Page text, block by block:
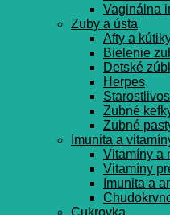
Vaginálna
Zuby a ústa
Afty a
Bielenie
Detské
Herpes
Zubné
Zubné
Imunita a
Vitamíny a
Vitamíny
Imunita a